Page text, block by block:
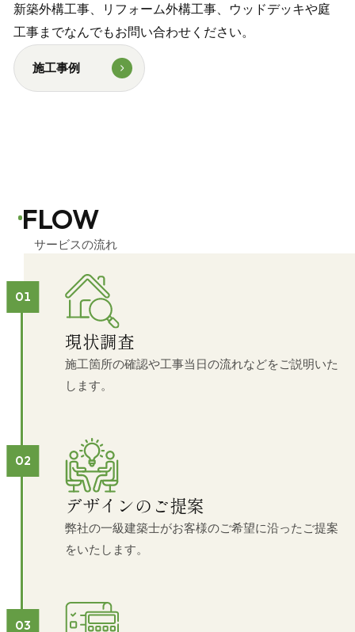
新築外構⼯事、リフォーム外構⼯事、ウッドデッキや庭
⼯事までなんでもお問い合わせください。
施工事例
FLOW
サービスの流れ
現状調査
施工箇所の確認や工事当日の流れなどをご説明いた
します。
デザインのご提案
弊社の一級建築士がお客様のご希望に沿ったご提案
をいたします。